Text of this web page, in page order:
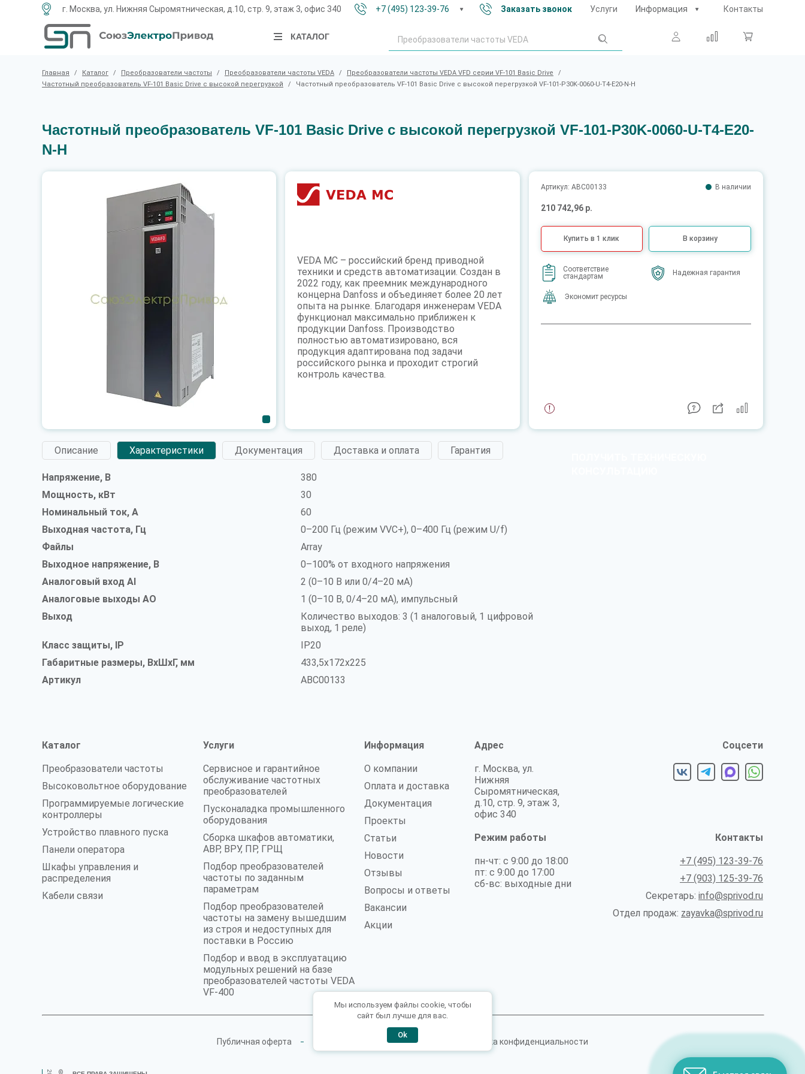
г. Москва, ул. Нижняя Сыромятническая, д.10, стр. 9, этаж 3, офис 340 +7 (495) 123-39-76 Заказать звонок Услуги Информация Контакты
КАТАЛОГ
Главная / Каталог / Преобразователи частоты / Преобразователи частоты VEDA / Преобразователи частоты VEDA VFD серии VF-101 Basic Drive
/
Частотный преобразователь VF-101 Basic Drive c высокой перегрузкой
/ Частотный преобразователь VF-101 Basic Drive c высокой перегрузкой VF-101-P30K-0060-U-T4-E20-N-H
Частотный преобразователь VF-101 Basic Drive c высокой перегрузкой VF-101-P30K-0060-U-T4-E20-
N-H
VEDA MC – российский бренд приводной
техники и средств автоматизации. Создан в
2022 году, как преемник международного
концерна Danfoss и объединяет более 20 лет
опыта на рынке. Благодаря инженерам VEDA
функционал максимально приближен к
продукции Danfoss. Производство
полностью автоматизировано, вся
продукция адаптирована под задачи
российского рынка и проходит строгий
контроль качества.
Артикул: ABC00133 В наличии
210 742,96 р.
Купить в 1 клик В корзину
Соответствие
стандартам
Надежная гарантия
Экономит ресурсы
Описание Характеристики Документация Доставка и оплата Гарантия
Напряжение, В
380
Мощность, кВт
30
Номинальный ток, А
60
Выходная частота, Гц
0–200 Гц (режим VVC+), 0–400 Гц (режим U/f)
Файлы
Array
Выходное напряжение, В
0–100% от входного напряжения
Аналоговый вход AI
2 (0–10 В или 0/4–20 мА)
Аналоговые выходы AO
1 (0–10 В, 0/4–20 мА), импульсный
Выход
Количество выходов: 3 (1 аналоговый, 1 цифровой
выход, 1 реле)
Класс защиты, IP
IP20
Габаритные размеры, ВxШxГ, мм
433,5x172x225
Артикул
ABC00133
Каталог
Преобразователи частоты
Высоковольтное оборудование
Программируемые логические
контроллеры
Устройство плавного пуска
Панели оператора
Шкафы управления и
распределения
Кабели связи
Услуги
Сервисное и гарантийное
обслуживание частотных
преобразователей
Пусконаладка промышленного
оборудования
Сборка шкафов автоматики,
АВР, ВРУ, ПР, ГРЩ
Подбор преобразователей
частоты по заданным
параметрам
Подбор преобразователей
частоты на замену вышедшим
из строя и недоступных для
поставки в Россию
Подбор и ввод в эксплуатацию
модульных решений на базе
преобразователей частоты VEDA
VF-400
Информация
О компании
Оплата и доставка
Документация
Проекты
Статьи
Новости
Отзывы
Вопросы и ответы
Вакансии
Акции
Соцсети
Адрес
г. Москва, ул.
Нижняя
Сыромятническая,
д.10, стр. 9, этаж 3,
офис 340
Контакты
+7 (495) 123-39-76
+7 (903) 125-39-76
Секретарь: info@sprivod.ru
Отдел продаж: zayavka@sprivod.ru
Режим работы
пн-чт: с 9:00 до 18:00
пт: с 9:00 до 17:00
сб-вс: выходные дни
Публичная оферта Пользовательское соглашение Политика конфиденциальности
©
Мы используем файлы cookie, чтобы
сайт был лучше для вас.
Ok